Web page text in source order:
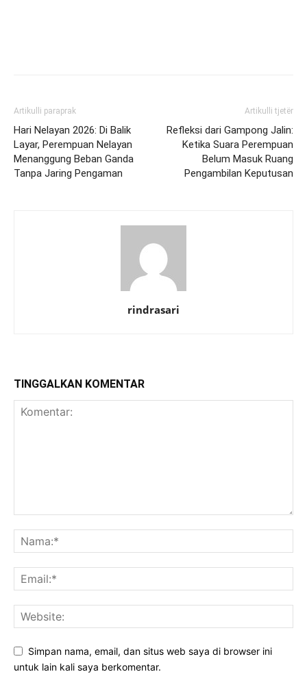
Artikulli paraprak
Hari Nelayan 2026: Di Balik
Layar, Perempuan Nelayan
Menanggung Beban Ganda
Tanpa Jaring Pengaman
Artikulli tjetër
Refleksi dari Gampong Jalin:
Ketika Suara Perempuan
Belum Masuk Ruang
Pengambilan Keputusan
rindrasari
TINGGALKAN KOMENTAR
Simpan nama, email, dan situs web saya di browser ini
untuk lain kali saya berkomentar.